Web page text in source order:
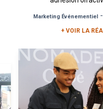
Parfumeur un
street
Marketing Événementiel -
+ VOIR LA